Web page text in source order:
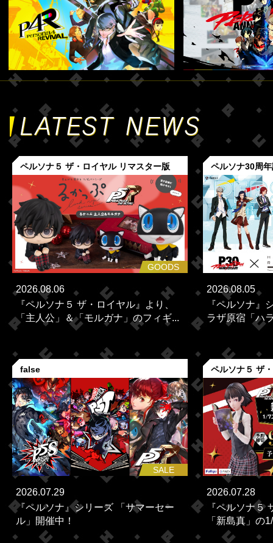
ペルソナ５ ザ・ロイヤル リマスター版
GOODS
2026.08.06
『ペルソナ５ ザ・ロイヤル』より、
「主人公」＆「モルガナ」のフィギ...
ペルソナ30周
2026.08.05
『ペルソナ』
ラザ原宿「ハ
false
SALE
2026.07.29
『ペルソナ』シリーズ 「サマーセー
ル」開催中！
ペルソナ５ ザ
2026.07.28
『ペルソナ５
「新島真」の